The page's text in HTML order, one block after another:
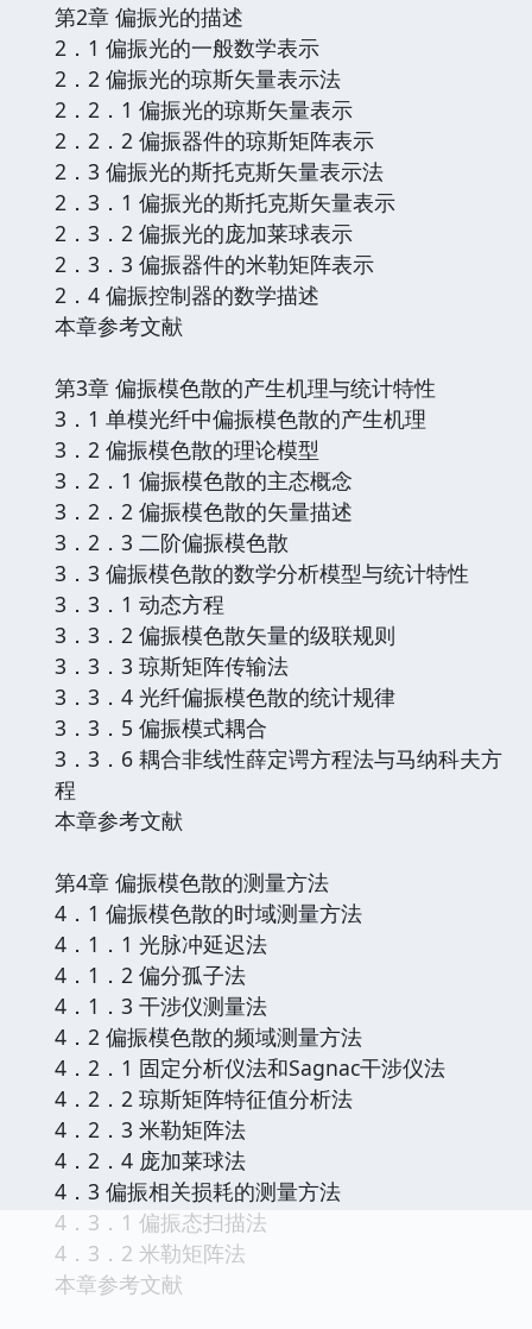
第2章 偏振光的描述
2．1 偏振光的一般数学表示
2．2 偏振光的琼斯矢量表示法
2．2．1 偏振光的琼斯矢量表示
2．2．2 偏振器件的琼斯矩阵表示
2．3 偏振光的斯托克斯矢量表示法
2．3．1 偏振光的斯托克斯矢量表示
2．3．2 偏振光的庞加莱球表示
2．3．3 偏振器件的米勒矩阵表示
2．4 偏振控制器的数学描述
本章参考文献
第3章 偏振模色散的产生机理与统计特性
3．1 单模光纤中偏振模色散的产生机理
3．2 偏振模色散的理论模型
3．2．1 偏振模色散的主态概念
3．2．2 偏振模色散的矢量描述
3．2．3 二阶偏振模色散
3．3 偏振模色散的数学分析模型与统计特性
3．3．1 动态方程
3．3．2 偏振模色散矢量的级联规则
3．3．3 琼斯矩阵传输法
3．3．4 光纤偏振模色散的统计规律
3．3．5 偏振模式耦合
3．3．6 耦合非线性薛定谔方程法与马纳科夫方
程
本章参考文献
第4章 偏振模色散的测量方法
4．1 偏振模色散的时域测量方法
4．1．1 光脉冲延迟法
4．1．2 偏分孤子法
4．1．3 干涉仪测量法
4．2 偏振模色散的频域测量方法
4．2．1 固定分析仪法和Sagnac干涉仪法
4．2．2 琼斯矩阵特征值分析法
4．2．3 米勒矩阵法
4．2．4 庞加莱球法
4．3 偏振相关损耗的测量方法
4．3．1 偏振态扫描法
4．3．2 米勒矩阵法
本章参考文献